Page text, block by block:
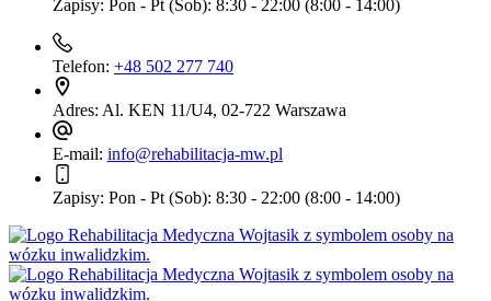
Zapisy: Pon - Pt (Sob): 8:30 - 22:00 (8:00 - 14:00)
Telefon: +48 502 277 740
Adres: Al. KEN 11/U4, 02-722 Warszawa
E-mail: info@rehabilitacja-mw.pl
Zapisy: Pon - Pt (Sob): 8:30 - 22:00 (8:00 - 14:00)